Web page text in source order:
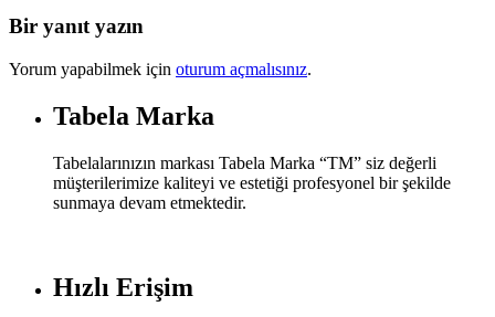
Bir yanıt yazın
Yorum yapabilmek için oturum açmalısınız.
Tabela Marka
Tabelalarınızın markası Tabela Marka “TM” siz değerli
müşterilerimize kaliteyi ve estetiği profesyonel bir şekilde
sunmaya devam etmektedir.
Hızlı Erişim